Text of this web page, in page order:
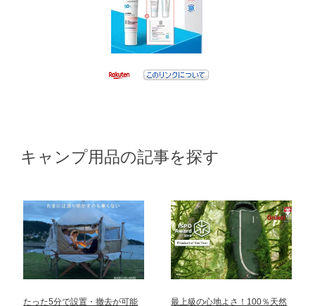
キャンプ用品の記事を探す
たった5分で設置・撤去が可能
最上級の心地よさ！100％天然